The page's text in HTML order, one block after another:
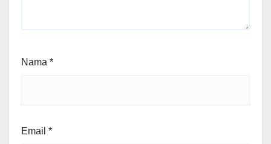
Nama *
Email *